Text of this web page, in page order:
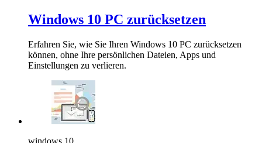
Windows 10 PC zurücksetzen
Erfahren Sie, wie Sie Ihren Windows 10 PC zurücksetzen
können, ohne Ihre persönlichen Dateien, Apps und
Einstellungen zu verlieren.
windows 10